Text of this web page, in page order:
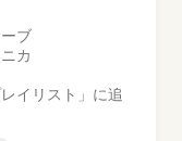
ブ
カ
イリスト」に追